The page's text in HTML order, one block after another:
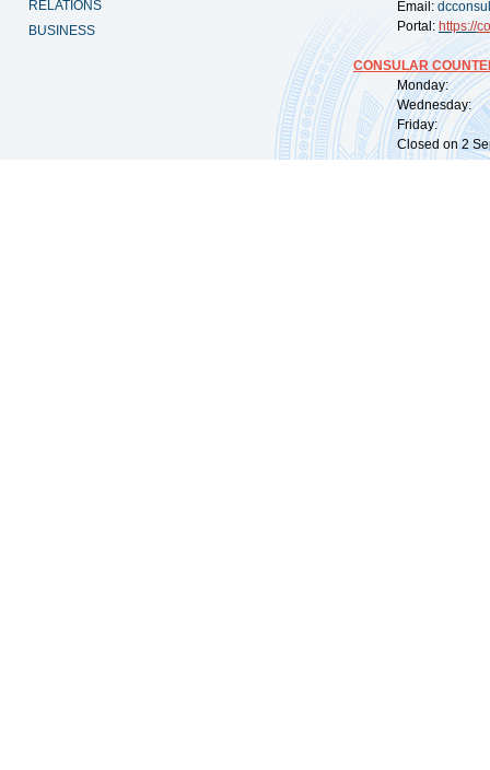
RELATIONS
BUSINESS
Email:
Portal: https://
CONSULAR
Monday:
Wednesday:
Friday:
Closed on 2